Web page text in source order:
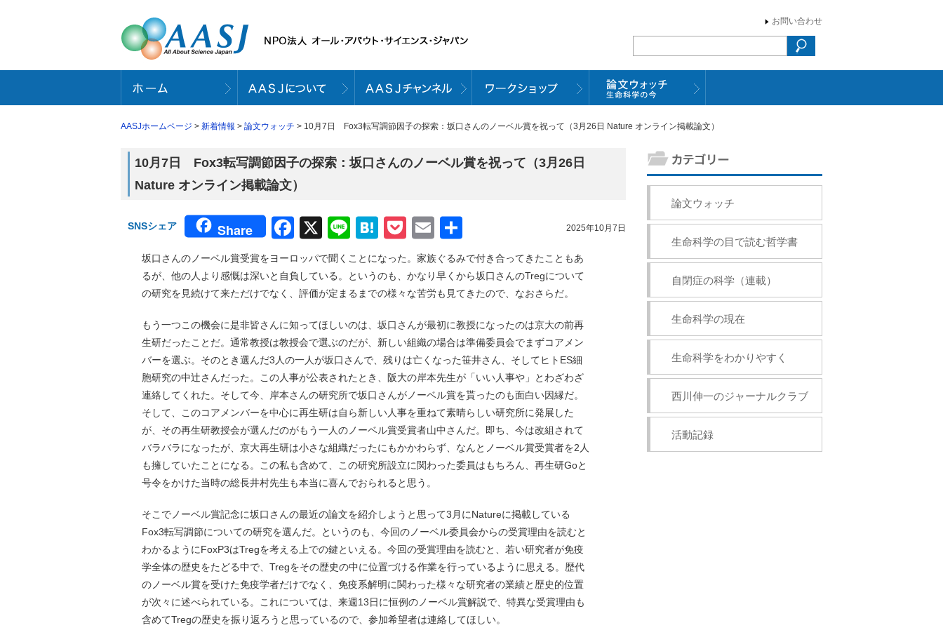
お問い合わせ
AASJホームページ > 新着情報 > 論文ウォッチ > 10月7日 Fox3転写調節因子の探索：坂口さんのノーベル賞を祝って（3月26日 Nature オンライン掲載論文）
10月7日 Fox3転写調節因子の探索：坂口さんのノーベル賞を祝って（3月26日
Nature オンライン掲載論文）
2025年10月7日
SNSシェア Share Facebook
X LineHatena
Pocket
Email
有
坂口さんのノーベル賞受賞をヨーロッパで聞くことになった。家族ぐるみで付き合ってきたこともあ
るが、他の人より感慨は深いと自負している。というのも、かなり早くから坂口さんのTregについて
の研究を見続けて来ただけでなく、評価が定まるまでの様々な苦労も見てきたので、なおさらだ。
もう一つこの機会に是非皆さんに知ってほしいのは、坂口さんが最初に教授になったのは京大の前再
生研だったことだ。通常教授は教授会で選ぶのだが、新しい組織の場合は準備委員会でまずコアメン
バーを選ぶ。そのとき選んだ3人の一人が坂口さんで、残りは亡くなった笹井さん、そしてヒトES細
胞研究の中辻さんだった。この人事が公表されたとき、阪大の岸本先生が「いい人事や」とわざわざ
連絡してくれた。そして今、岸本さんの研究所で坂口さんがノーベル賞を貰ったのも面白い因縁だ。
そして、このコアメンバーを中心に再生研は自ら新しい人事を重ねて素晴らしい研究所に発展した
が、その再生研教授会が選んだのがもう一人のノーベル賞受賞者山中さんだ。即ち、今は改組されて
バラバラになったが、京大再生研は小さな組織だったにもかかわらず、なんとノーベル賞受賞者を2人
も擁していたことになる。この私も含めて、この研究所設立に関わった委員はもちろん、再生研Goと
号令をかけた当時の総長井村先生も本当に喜んでおられると思う。
そこでノーベル賞記念に坂口さんの最近の論文を紹介しようと思って3月にNatureに掲載している
Fox3転写調節についての研究を選んだ。というのも、今回のノーベル委員会からの受賞理由を読むと
わかるようにFoxP3はTregを考える上での鍵といえる。今回の受賞理由を読むと、若い研究者が免疫
学全体の歴史をたどる中で、Tregをその歴史の中に位置づける作業を行っているように思える。歴代
のノーベル賞を受けた免疫学者だけでなく、免疫系解明に関わった様々な研究者の業績と歴史的位置
が次々に述べられている。これについては、来週13日に恒例のノーベル賞解説で、特異な受賞理由も
含めてTregの歴史を振り返ろうと思っているので、参加希望者は連絡してほしい。
論文ウォッチ
生命科学の目で読む哲学書
自閉症の科学（連載）
生命科学の現在
生命科学をわかりやすく
西川伸一のジャーナルクラブ
活動記録